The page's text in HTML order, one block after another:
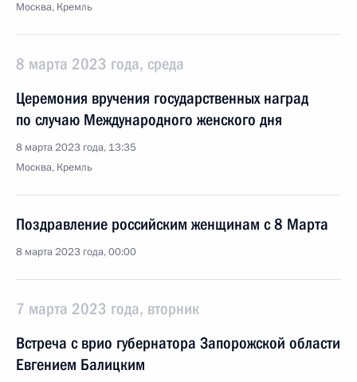
Москва, Кремль
8 марта 2023 года, среда
Церемония вручения государственных наград
по случаю Международного женского дня
8 марта 2023 года, 13:35
Москва, Кремль
Поздравление российским женщинам с 8 Марта
8 марта 2023 года, 00:00
7 марта 2023 года, вторник
Встреча с врио губернатора Запорожской области
Евгением Балицким